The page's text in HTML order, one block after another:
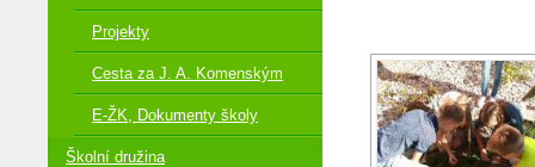
Projekty
Cesta za J. A. Komenským
E-ŽK, Dokumenty školy
Školní družina